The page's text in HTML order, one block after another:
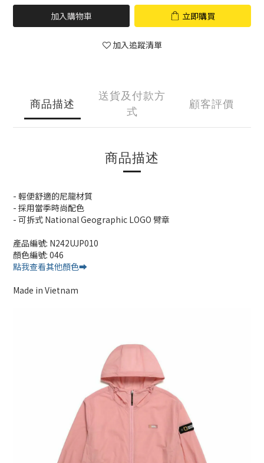
加入購物車 立即購買
加入追蹤清單
商品描述
送貨及付款方
式
顧客評價
商品描述
- 輕便舒適的尼龍材質
- 採用當季時尚配色
- 可拆式 National Geographic LOGO 臂章
產品編號: N242UJP010
顏色編號: 046
點我查看其他顏色➡️
Made in Vietnam